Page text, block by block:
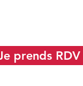
prends RDV